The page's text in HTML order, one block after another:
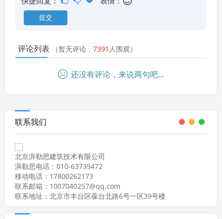
评论列表 （暂无评论， 7391 人围观）
还没有评论，来说两句吧...
联系我们
北京湃勒思建筑技术有限公司
湃勒思电话：010-63739472
移动电话：17800262173
联系邮箱：1007040257@qq.com
联系地址：北京市丰台区葆台北路6号一区39号楼